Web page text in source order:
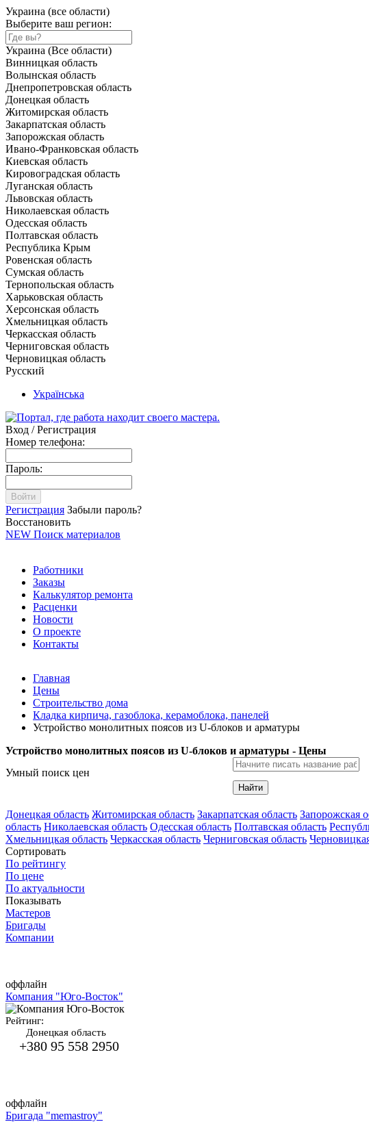
Украина (все области)
Выберите ваш регион:
Украина (Все области)
Винницкая область
Волынская область
Днепропетровская область
Донецкая область
Житомирская область
Закарпатская область
Запорожская область
Ивано-Франковская область
Киевская область
Кировоградская область
Луганская область
Львовская область
Николаевская область
Одесская область
Полтавская область
Республика Крым
Ровенская область
Сумская область
Тернопольская область
Харьковская область
Херсонская область
Хмельницкая область
Черкасская область
Черниговская область
Черновицкая область
Русский
Українська
Вход / Регистрация
Номер телефона:
Пароль:
Войти
Регистрация Забыли пароль?
Восстановить
NEW Поиск материалов
Работники
Заказы
Калькулятор ремонта
Расценки
Новости
О проекте
Контакты
Главная
Цены
Строительство дома
Кладка кирпича, газоблока, керамоблока, панелей
Устройство монолитных поясов из U-блоков и арматуры
Устройство монолитных поясов из U-блоков и арматуры - Цены
Умный поиск цен
Найти
Донецкая область Житомирская область Закарпатская область Запорожская
область Николаевская область Одесская область Полтавская область
Хмельницкая область Черкасская область Черниговская область
Сортировать
По рейтингу
По цене
По актуальности
Показывать
Мастеров
Бригады
Компании
оффлайн
Компания "Юго-Восток"
Рейтинг:
Донецкая область
+380 95 558 2950
оффлайн
Бригада "memastroy"